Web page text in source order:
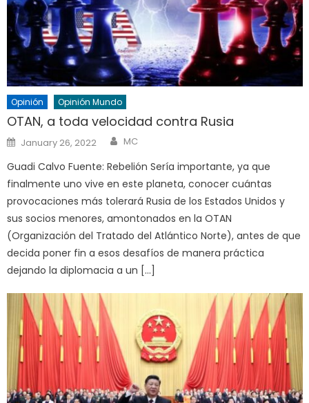
Opinión Opinión Mundo
OTAN, a toda velocidad contra Rusia
Posted
on
January 26, 2022 Author
MC
Guadi Calvo Fuente: Rebelión Sería importante, ya que
finalmente uno vive en este planeta, conocer cuántas
provocaciones más tolerará Rusia de los Estados Unidos y
sus socios menores, amontonados en la OTAN
(Organización del Tratado del Atlántico Norte), antes de que
decida poner fin a esos desafíos de manera práctica
dejando la diplomacia a un […]